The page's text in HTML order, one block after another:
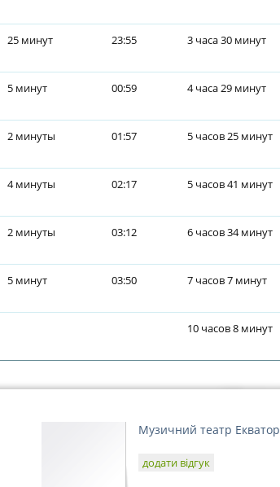
25 минут 23:55 3 часа 30 минут
5 минут 00:59 4 часа 29 минут
2 минуты 01:57 5 часов 25 минут
4 минуты 02:17 5 часов 41 минут
2 минуты 03:12 6 часов 34 минут
5 минут 03:50 7 часов 7 минут
10 часов 8 минут
Музичний театр Екватор
додати відгук